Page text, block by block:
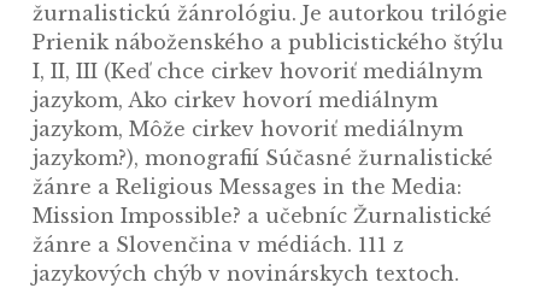
žurnalistickú žánrológiu. Je autorkou trilógie
Prienik náboženského a publicistického štýlu
I, II, III (Keď chce cirkev hovoriť mediálnym
jazykom, Ako cirkev hovorí mediálnym
jazykom, Môže cirkev hovoriť mediálnym
jazykom?), monografií Súčasné žurnalistické
žánre a Religious Messages in the Media:
Mission Impossible? a učebníc Žurnalistické
žánre a Slovenčina v médiách. 111 z
jazykových chýb v novinárskych textoch.